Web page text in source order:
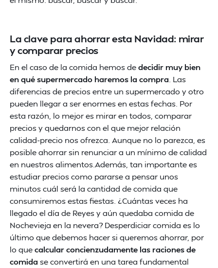
La clave para ahorrar esta Navidad: mirar
y comparar precios
En el caso de la comida hemos dedecidir muy bien
en qué supermercado haremos la compra . Las
diferencias de precios entre un supermercado y otro
pueden llegar a ser enormes en estas fechas. Por
esta razón, lo mejor es mirar en todos, comparar
precios y quedarnos con el que mejor relación
calidad-precio nos ofrezca. Aunque no lo parezca, es
posible ahorrar sin renunciar a un mínimo de calidad
en nuestros alimentos.Además, tan importante es
estudiar precios como pararse a pensar unos
minutos cuál será la cantidad de comida que
consumiremos estas fiestas. ¿Cuántas veces ha
llegado el día de Reyes y aún quedaba comida de
Nochevieja en la nevera? Desperdiciar comida es lo
último que debemos hacer si queremos ahorrar, por
lo quecalcular concienzudamente las raciones de
comida se convertirá en una tarea fundamental